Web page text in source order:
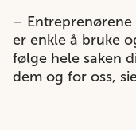
–
er enkle å bruke
følge hele saken
dem og for oss,